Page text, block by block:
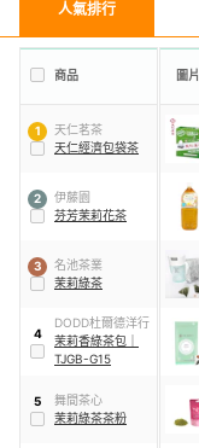
人氣排行
商品 圖片
1
天仁茗茶
天仁經濟包袋茶
2
伊藤園
芬芳茉莉花茶
3
名池茶業
茉莉綠茶
4
DODD杜爾德洋行
茉莉香綠茶包
TJGB-G15
5
舞間茶心
茉莉綠茶茶粉